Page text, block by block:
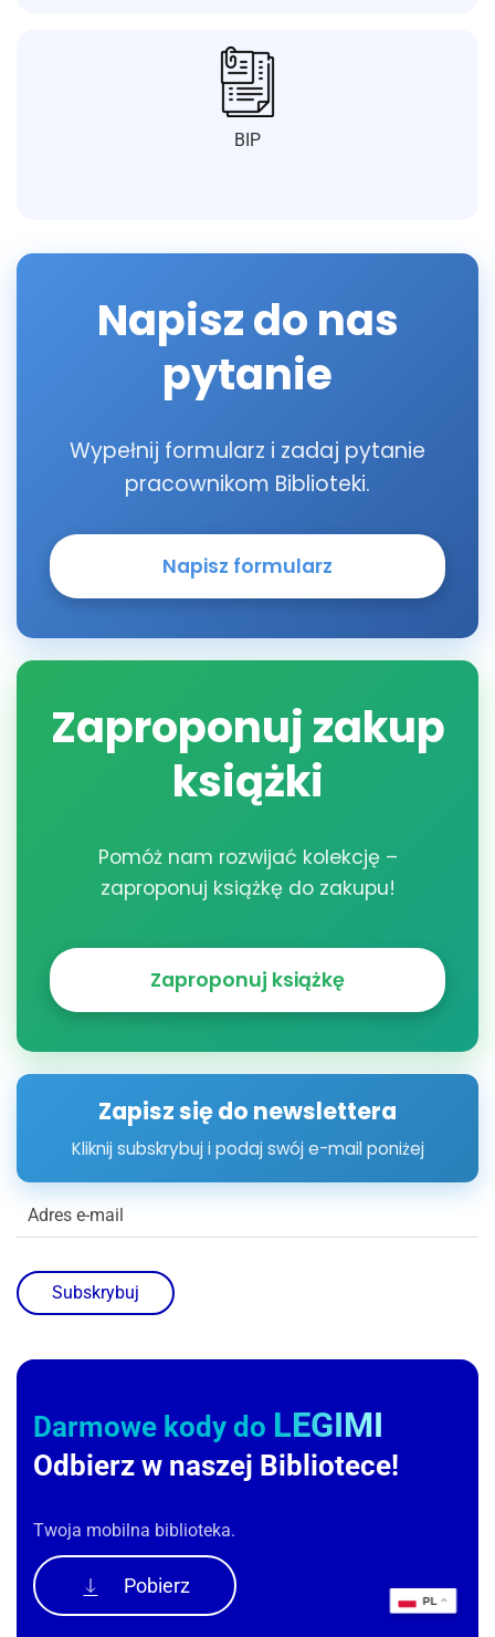
BIP
Napisz do nas
pytanie
Wypełnij formularz i zadaj pytanie
pracownikom Biblioteki.
Napisz formularz
Zaproponuj zakup
książki
Pomóż nam rozwijać kolekcję –
zaproponuj książkę do zakupu!
Zaproponuj książkę
Zapisz się do newslettera
Kliknij subskrybuj i podaj swój e-mail poniżej
Subskrybuj
Darmowe kody do LEGIMI
Odbierz w naszej Bibliotece!
Twoja mobilna biblioteka.
Pobierz
PL